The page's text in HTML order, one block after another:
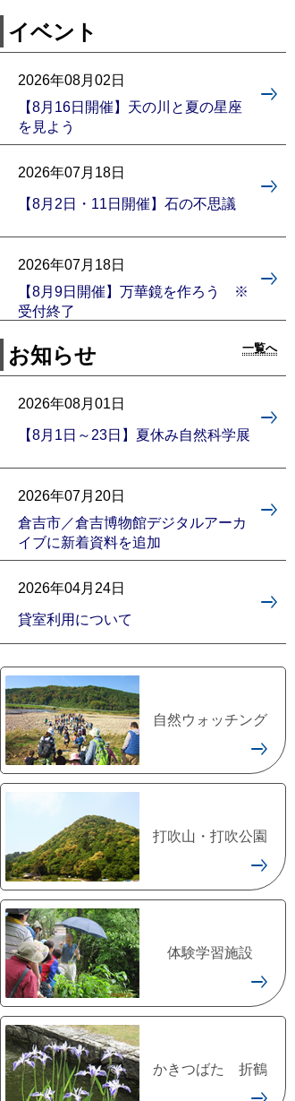
イベント
2026年08月02日
【8月16日開催】天の川と夏の星座
を見よう
2026年07月18日
【8月2日・11日開催】石の不思議
2026年07月18日
【8月9日開催】万華鏡を作ろう ※
受付終了
お知らせ 一覧へ
2026年08月01日
【8月1日～23日】夏休み自然科学展
2026年07月20日
倉吉市／倉吉博物館デジタルアーカ
イブに新着資料を追加
2026年04月24日
貸室利用について
自然ウォッチング
打吹山・打吹公園
体験学習施設
かきつばた 折鶴